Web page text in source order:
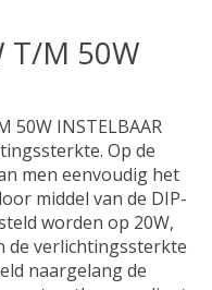
T/M 50W
50W INSTELBAAR
Op de
men eenvoudig het
middel van de DIP-
worden op 20W,
de verlichtingssterkte
naargelang de